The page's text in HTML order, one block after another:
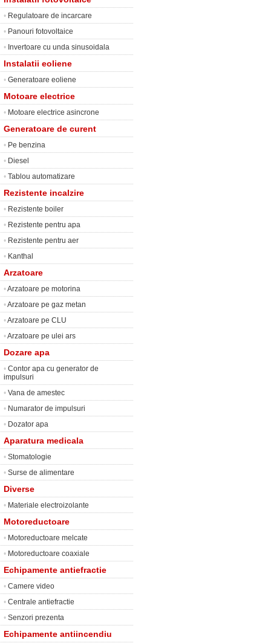
• Regulatoare de incarcare
• Panouri fotovoltaice
• Invertoare cu unda sinusoidala
Instalatii eoliene
• Generatoare eoliene
Motoare electrice
• Motoare electrice asincrone
Generatoare de curent
• Pe benzina
• Diesel
• Tablou automatizare
Rezistente incalzire
• Rezistente boiler
• Rezistente pentru apa
• Rezistente pentru aer
• Kanthal
Arzatoare
•Arzatoare pe motorina
•Arzatoare pe gaz metan
•Arzatoare pe CLU
•Arzatoare pe ulei ars
Dozare apa
• Contor apa cu generator de
impulsuri
• Vana de amestec
• Numarator de impulsuri
• Dozator apa
Aparatura medicala
• Stomatologie
• Surse de alimentare
Diverse
• Materiale electroizolante
Motoreductoare
• Motoreductoare melcate
• Motoreductoare coaxiale
Echipamente antiefractie
• Camere video
• Centrale antiefractie
• Senzori prezenta
Echipamente antiincendiu